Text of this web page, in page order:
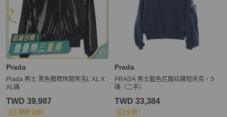
Prada
Prada 男士 黑色徽標休閒夾克L XL X
XL碼
TWD 39,987
現折 800
Prada
PRADA 男士藍色尼龍拉鍊短夾克，S
碼（二手）
TWD 33,384
9 折